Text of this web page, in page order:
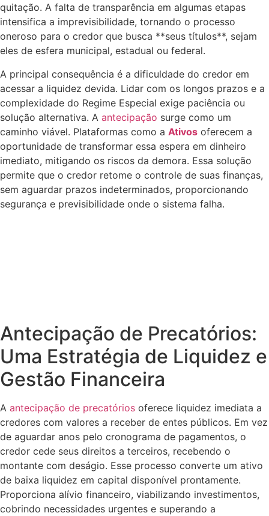
quitação. A falta de transparência em algumas etapas
intensifica a imprevisibilidade, tornando o processo
oneroso para o credor que busca **seus títulos**, sejam
eles de esfera municipal, estadual ou federal.
A principal consequência é a dificuldade do credor em
acessar a liquidez devida. Lidar com os longos prazos e a
complexidade do Regime Especial exige paciência ou
solução alternativa. A antecipação surge como um
caminho viável. Plataformas como a Ativos oferecem a
oportunidade de transformar essa espera em dinheiro
imediato, mitigando os riscos da demora. Essa solução
permite que o credor retome o controle de suas finanças,
sem aguardar prazos indeterminados, proporcionando
segurança e previsibilidade onde o sistema falha.
Antecipação de Precatórios:
Uma Estratégia de Liquidez e
Gestão Financeira
A antecipação de precatórios oferece liquidez imediata a
credores com valores a receber de entes públicos. Em vez
de aguardar anos pelo cronograma de pagamentos, o
credor cede seus direitos a terceiros, recebendo o
montante com deságio. Esse processo converte um ativo
de baixa liquidez em capital disponível prontamente.
Proporciona alívio financeiro, viabilizando investimentos,
cobrindo necessidades urgentes e superando a